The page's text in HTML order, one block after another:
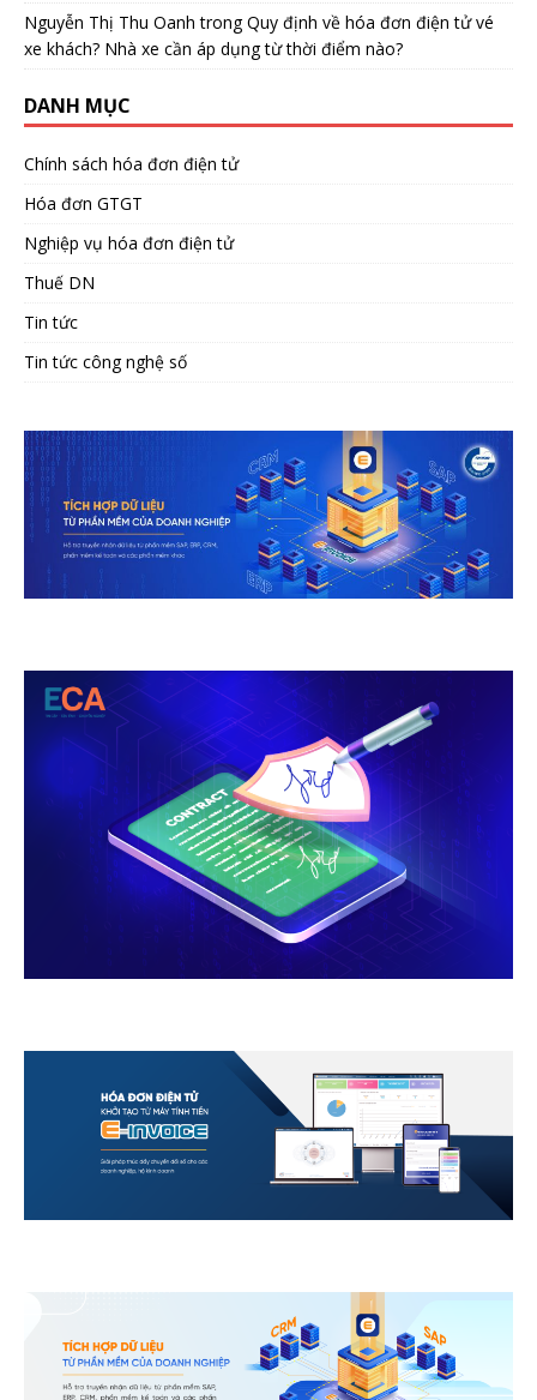
Nguyễn Thị Thu Oanh trongQuy định về hóa đơn điện tử vé
xe khách? Nhà xe cần áp dụng từ thời điểm nào?
DANH MỤC
Chính sách hóa đơn điện tử
Hóa đơn GTGT
Nghiệp vụ hóa đơn điện tử
Thuế DN
Tin tức
Tin tức công nghệ số